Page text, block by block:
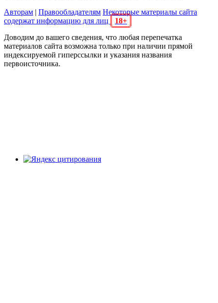
Авторам | Правообладателям Некоторые материалы сайта
содержат информацию для лиц
18+
Доводим до вашего сведения, что любая перепечатка
материалов сайта возможна только при наличии прямой
индексируемой гиперссылки и указания названия
первоисточника.